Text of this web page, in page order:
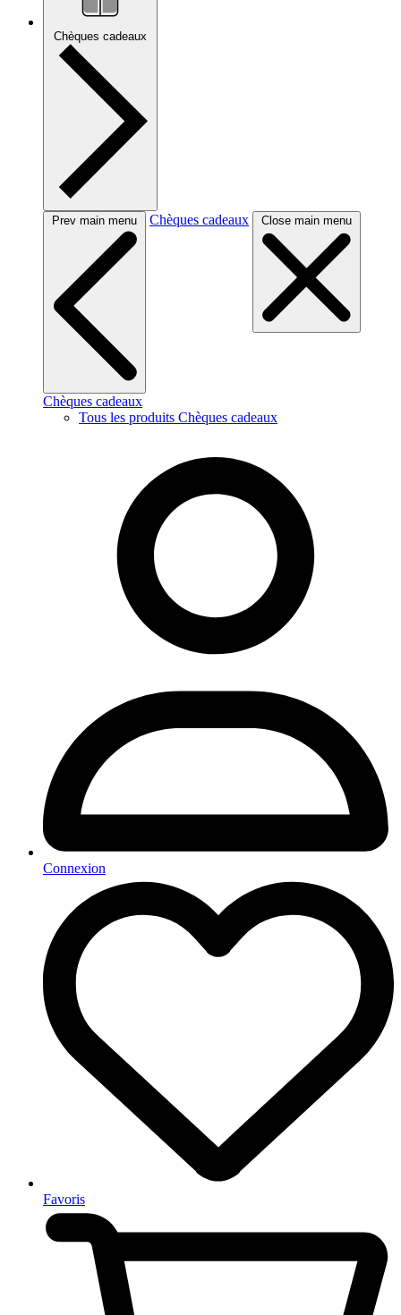
Chèques cadeaux
Prev main menu Chèques cadeaux Close main menu
Chèques cadeaux
Tous les produits Chèques cadeaux
Connexion
Favoris